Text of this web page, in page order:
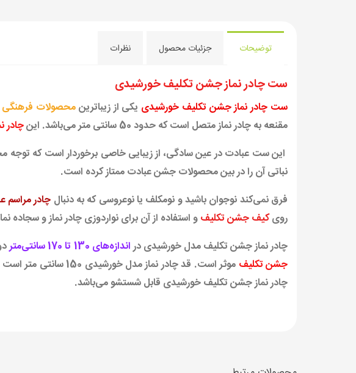
توضیحات جزئیات محصول نظرات
ست چادر نماز جشن تکلیف خورشیدی
ست چادر نماز جشن تکلیف خورشیدی یکی از زیباترینمحصولات
مقنعه به چادر نماز متصل است که حدود 50 سانتی متر می‌باشد. این
چادر
این ست عبادت در عین سادگی، از زیبایی خاصی برخوردار است که
نباتی آن را در بین محصولات جشن عبادت ممتاز کرده است.
فرق نمی‌کند نوجوان باشید و نومکلف یا نوعروسی که به دنبال چادر مراسم
رویکیف جشن تکلیفو استفاده از آن برای نواردوزی چادر نماز و
چادر نماز جشن تکلیف مدل خورشیدی دراندازه‌های 130 تا 170 سانتی‌متر
جشن تکلیف
موثر است. قد چادر
چادر نماز جشن تکلیف خورشیدی قابل شستشو می‌باشد.